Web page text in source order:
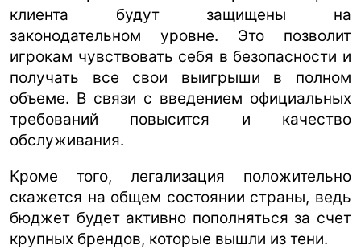
клиента будут защищены на
законодательном уровне. Это позволит
игрокам чувствовать себя в безопасности и
получать все свои выигрыши в полном
объеме. В связи с введением официальных
требований повысится и качество
обслуживания.
Кроме того, легализация положительно
скажется на общем состоянии страны, ведь
бюджет будет активно пополняться за счет
крупных брендов, которые вышли из тени.